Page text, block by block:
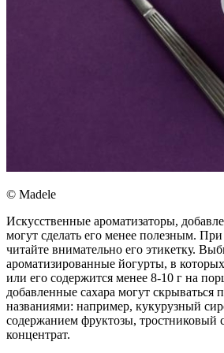
© Madele
Искусственные ароматизаторы,
могут сделать его менее полезным.
читайте внимательно его этикетку.
ароматизированные йогурты, в
или его содержится менее 8-10 г на
добавленные сахара могут скрываться
названиями: например, кукурузный
содержанием фруктозы, тростниковый
концентрат.